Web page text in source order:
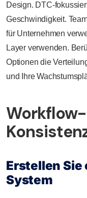
Design. DTC-
Geschwindigkeit.
für Unternehmen
Layer verwenden.
Optionen die
und Ihre
Erstellen Sie
System